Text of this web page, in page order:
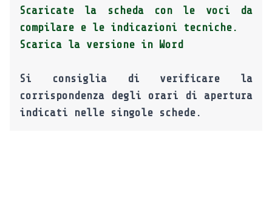
Scaricate la scheda con le voci da
compilare e le indicazioni tecniche.
Scarica la versione in Word
Si consiglia di verificare la
corrispondenza degli orari di apertura
indicati nelle singole schede.